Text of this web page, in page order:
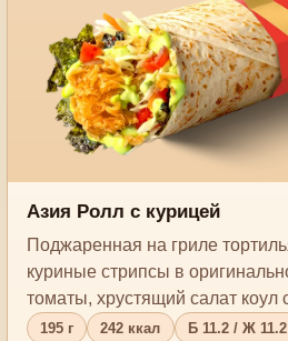
Азия Ролл с курицей
Поджаренная на гриле
куриные стрипсы в
томаты, хрустящий салат
195 г 242 ккал
Б 11.2 / Ж